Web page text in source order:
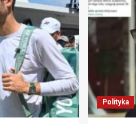
Polityka